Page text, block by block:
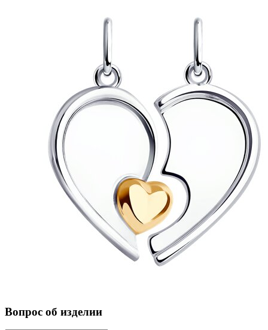
Вопрос об изделии